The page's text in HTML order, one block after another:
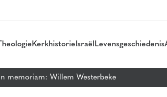
Theologie Kerkhistorie Israël Levensgeschiedenis
In memoriam: Willem Westerbeke